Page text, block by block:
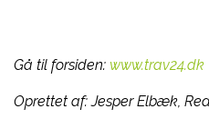
Gå til forsiden: www.trav24.dk
Oprettet af:Jesper Elbæk,